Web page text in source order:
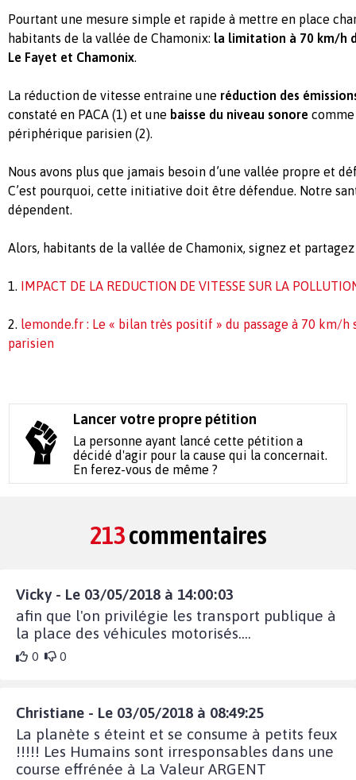
Pourtant une mesure simple et rapide à mettre en place
habitants de la vallée de Chamonix: la limitation à 70 km/h
Le Fayet et Chamonix.
La réduction de vitesse entraine une réduction des
constaté en PACA (1) et une baisse du niveau sonore
périphérique parisien (2).
Nous avons plus que jamais besoin d’une vallée propre et
C’est pourquoi, cette initiative doit être défendue. Notre
dépendent.
Alors, habitants de la vallée de Chamonix, signez et
1. IMPACT DE LA REDUCTION DE VITESSE SUR LA
2. lemonde.fr : Le « bilan très positif » du passage à 70 km/
parisien
Lancer votre propre pétition
La personne ayant lancé cette pétition a
décidé d'agir pour la cause qui la concernait.
En ferez-vous de même ?
213commentaires
Vicky - Le 03/05/2018 à 14:00:03
afin que l'on privilégie les transport publique à
la place des véhicules motorisés....
0 0
Christiane - Le 03/05/2018 à 08:49:25
La planète s éteint et se consume à petits feux
!!!!! Les Humains sont irresponsables dans une
course effrénée à La Valeur ARGENT